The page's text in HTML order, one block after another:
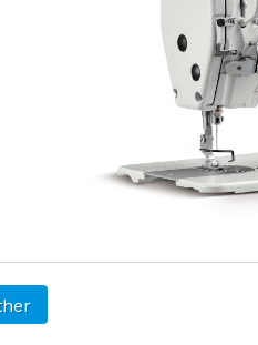
Fechadeira Boca de Saco